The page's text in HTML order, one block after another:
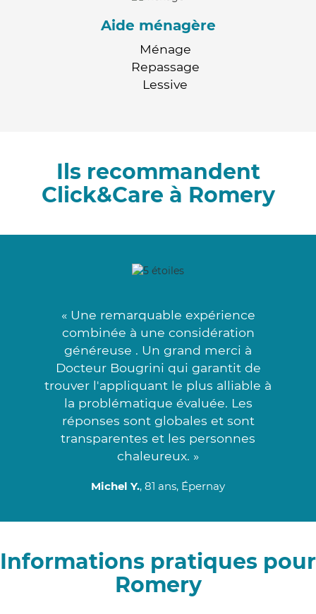
Aide ménagère
Ménage
Repassage
Lessive
Ils recommandent
Click&Care à Romery
« Une remarquable expérience
combinée à une considération
généreuse . Un grand merci à
Docteur Bougrini qui garantit de
trouver l'appliquant le plus alliable à
la problématique évaluée. Les
réponses sont globales et sont
transparentes et les personnes
chaleureux. »
Michel Y., 81 ans, Épernay
Informations pratiques pour
Romery